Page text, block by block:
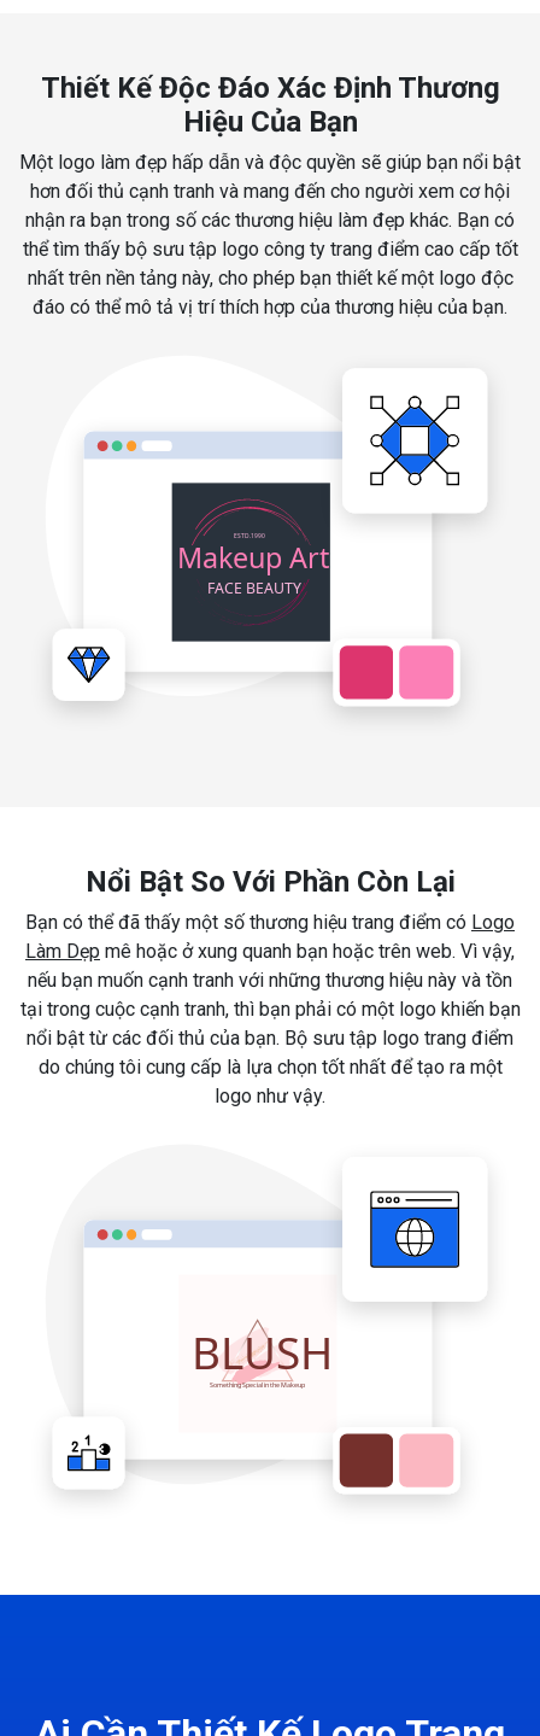
Thiết Kế Độc Đáo Xác Định Thương
Hiệu Của Bạn
Một logo làm đẹp hấp dẫn và độc quyền sẽ giúp bạn nổi bật
hơn đối thủ cạnh tranh và mang đến cho người xem cơ hội
nhận ra bạn trong số các thương hiệu làm đẹp khác. Bạn có
thể tìm thấy bộ sưu tập logo công ty trang điểm cao cấp tốt
nhất trên nền tảng này, cho phép bạn thiết kế một logo độc
đáo có thể mô tả vị trí thích hợp của thương hiệu của bạn.
Nổi Bật So Với Phần Còn Lại
Bạn có thể đã thấy một số thương hiệu trang điểm có Logo
Làm Dẹp mê hoặc ở xung quanh bạn hoặc trên web. Vì vậy,
nếu bạn muốn cạnh tranh với những thương hiệu này và tồn
tại trong cuộc cạnh tranh, thì bạn phải có một logo khiến bạn
nổi bật từ các đối thủ của bạn. Bộ sưu tập logo trang điểm
do chúng tôi cung cấp là lựa chọn tốt nhất để tạo ra một
logo như vậy.